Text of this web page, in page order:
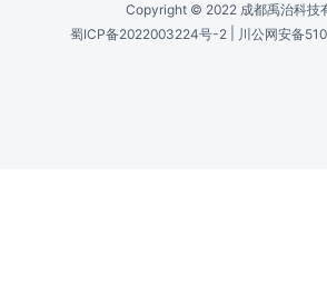
Copyright © 2022 成都禹治科技
蜀ICP备2022003224号-2
川公网安备